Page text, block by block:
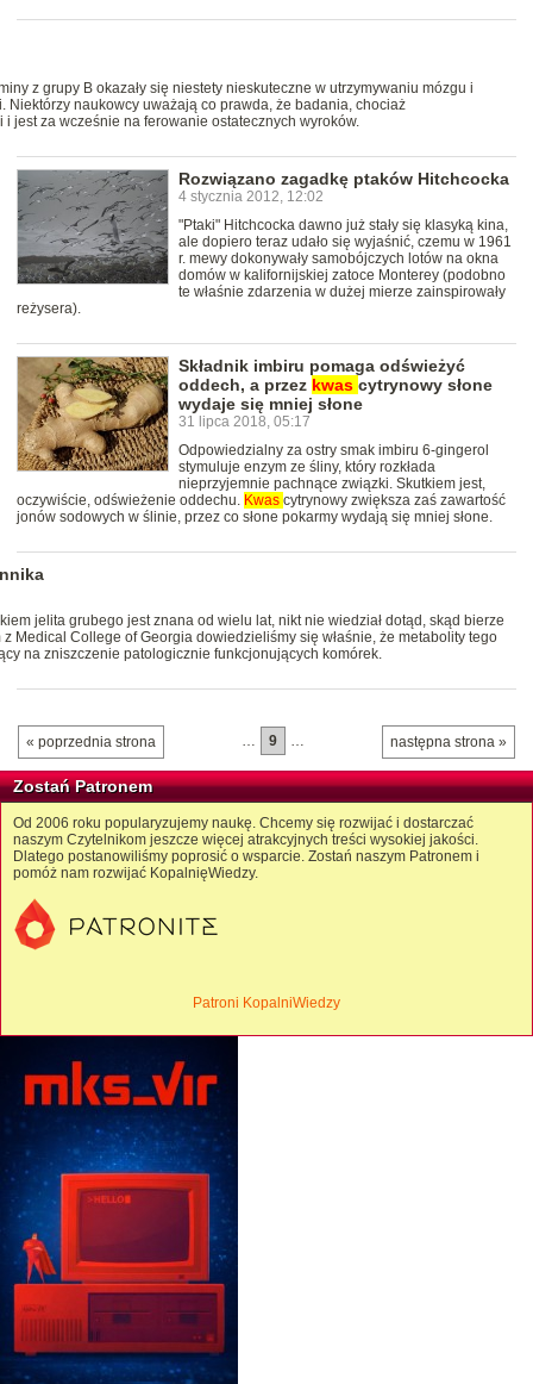
z grupy B okazały się niestety nieskuteczne w utrzymywaniu mózgu i
Niektórzy naukowcy uważają co prawda, że badania, chociaż
i jest za wcześnie na ferowanie ostatecznych wyroków.
Rozwiązano zagadkę ptaków Hitchcocka
4 stycznia 2012, 12:02
"Ptaki" Hitchcocka dawno już stały się klasyką kina,
ale dopiero teraz udało się wyjaśnić, czemu w 1961
r. mewy dokonywały samobójczych lotów na okna
domów w kalifornijskiej zatoce Monterey (podobno
te właśnie zdarzenia w dużej mierze zainspirowały
reżysera).
Składnik imbiru pomaga odświeżyć
oddech, a przez kwas cytrynowy słone
wydaje się mniej słone
31 lipca 2018, 05:17
Odpowiedzialny za ostry smak imbiru 6-gingerol
stymuluje enzym ze śliny, który rozkłada
nieprzyjemnie pachnące związki. Skutkiem jest,
oczywiście, odświeżenie oddechu. Kwas cytrynowy zwiększa zaś zawartość
jonów sodowych w ślinie, przez co słone pokarmy wydają się mniej słone.
jelita grubego jest znana od wielu lat, nikt nie wiedział dotąd, skąd bierze
Medical College of Georgia dowiedzieliśmy się właśnie, że metabolity tego
na zniszczenie patologicznie funkcjonujących komórek.
« poprzednia strona następna strona »
… 9 …
Zostań Patronem
Od 2006 roku popularyzujemy naukę. Chcemy się rozwijać i dostarczać
naszym Czytelnikom jeszcze więcej atrakcyjnych treści wysokiej jakości.
Dlatego postanowiliśmy poprosić o wsparcie. Zostań naszym Patronem i
pomóż nam rozwijać KopalnięWiedzy.
Patroni KopalniWiedzy